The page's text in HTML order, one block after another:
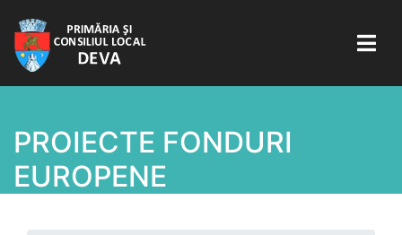
PROIECTE FONDURI
EUROPENE